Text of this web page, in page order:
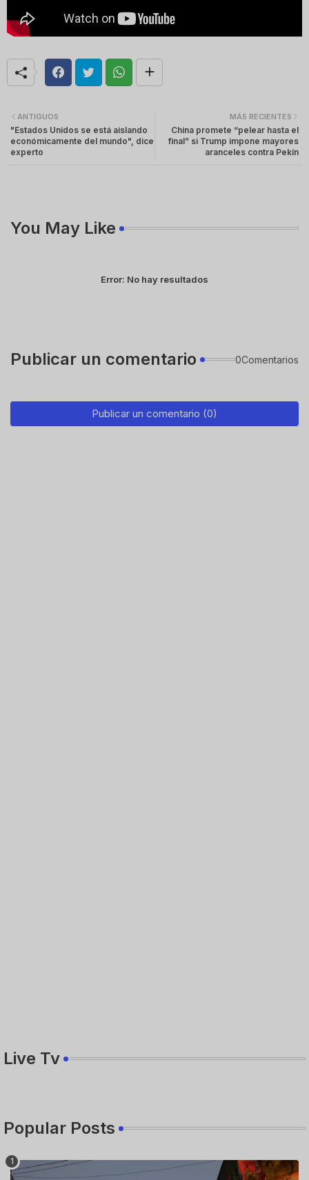
MÁS RECIENTES
China promete “pelear hasta el
final” si Trump impone mayores
aranceles contra Pekín
ANTIGUOS
"Estados Unidos se está aislando
económicamente del mundo", dice
experto
You May Like
Error: No hay resultados
Publicar un comentario 0Comentarios
Publicar un comentario (0)
Live Tv
Popular Posts